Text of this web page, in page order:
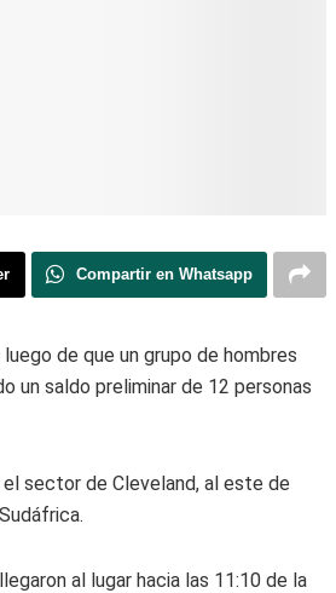
Compartir en Whatsapp
de que un grupo de hombres
un saldo preliminar de 12 personas
sector de Cleveland, al este de
al lugar hacia las 11:10 de la